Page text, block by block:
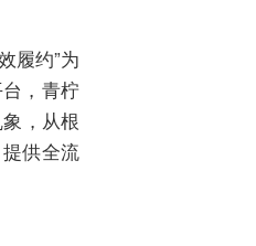
履约”为
，青柠
，从根
供全流